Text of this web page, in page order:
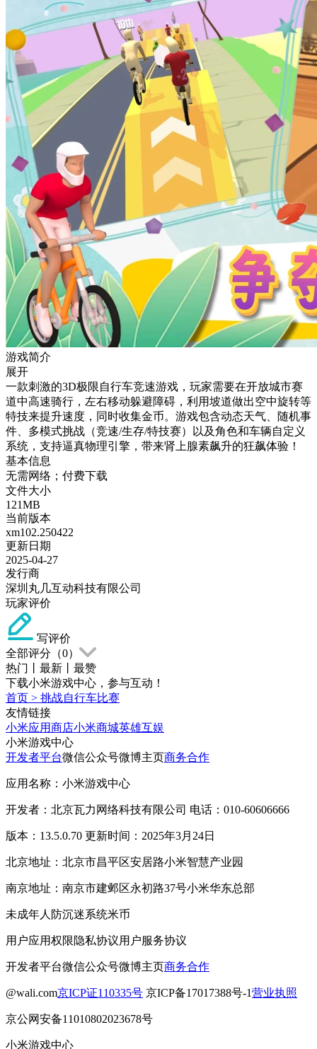
游戏简介
展开
一款刺激的3D极限自行车竞速游戏，玩家需要在开放城市赛
道中高速骑行，左右移动躲避障碍，利用坡道做出空中旋转等
特技来提升速度，同时收集金币。游戏包含动态天气、随机事
件、多模式挑战（竞速/生存/特技赛）以及角色和车辆自定义
系统，支持逼真物理引擎，带来肾上腺素飙升的狂飙体验！
基本信息
无需网络；付费下载
文件大小
121MB
当前版本
xm102.250422
更新日期
2025-04-27
发行商
深圳丸几互动科技有限公司
玩家评价
写评价
全部评分（0）
热门
最新
最赞
下载小米游戏中心，参与互动！
首页 > 挑战自行车比赛
友情链接
小米应用商店小米商城英雄互娱
小米游戏中心
开发者平台微信公众号微博主页商务合作
应用名称：小米游戏中心
开发者：北京瓦力网络科技有限公司 电话：010-60606666
版本：13.5.0.70 更新时间：2025年3月24日
北京地址：北京市昌平区安居路小米智慧产业园
南京地址：南京市建邺区永初路37号小米华东总部
未成年人防沉迷系统米币
用户应用权限隐私协议用户服务协议
开发者平台微信公众号微博主页商务合作
@wali.com京ICP证110335号 京ICP备17017388号-1营业执照
京公网安备11010802023678号
小米游戏中心